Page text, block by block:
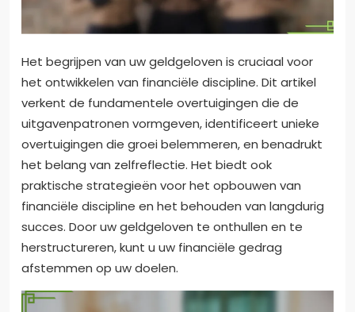
Het begrijpen van uw geldgeloven is cruciaal voor
het ontwikkelen van financiële discipline. Dit artikel
verkent de fundamentele overtuigingen die de
uitgavenpatronen vormgeven, identificeert unieke
overtuigingen die groei belemmeren, en benadrukt
het belang van zelfreflectie. Het biedt ook
praktische strategieën voor het opbouwen van
financiële discipline en het behouden van langdurig
succes. Door uw geldgeloven te onthullen en te
herstructureren, kunt u uw financiële gedrag
afstemmen op uw doelen.